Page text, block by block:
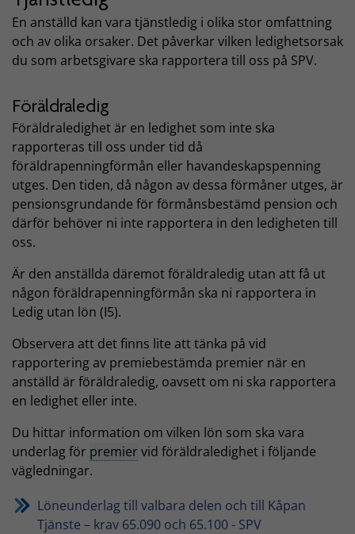
En anställd kan vara tjänstledig i olika stor omfattning
och av olika orsaker. Det påverkar vilken ledighetsorsak
du som arbetsgivare ska rapportera till oss på SPV.
Föräldraledig
Föräldraledighet är en ledighet som inte ska
rapporteras till oss under tid då
föräldrapenningförmån eller havandeskapspenning
utges. Den tiden, då någon av dessa förmåner utges, är
pensionsgrundande för förmånsbestämd pension och
därför behöver ni inte rapportera in den ledigheten till
oss.
Är den anställda däremot föräldraledig utan att få ut
någon föräldrapenningförmån ska ni rapportera in
Ledig utan lön (I5).
Observera att det finns lite att tänka på vid
rapportering av premiebestämda premier när en
anställd är föräldraledig, oavsett om ni ska rapportera
en ledighet eller inte.
Du hittar information om vilken lön som ska vara
underlag för premier vid föräldraledighet i följande
vägledningar.
Löneunderlag till valbara delen och till Kåpan
Tjänste – krav 65.090 och 65.100 - SPV